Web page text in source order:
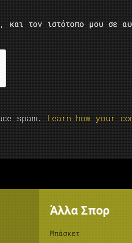
τον ιστότοπο μου σε
spam. Learn how your
Άλλα Σπορ
Μπάσκετ